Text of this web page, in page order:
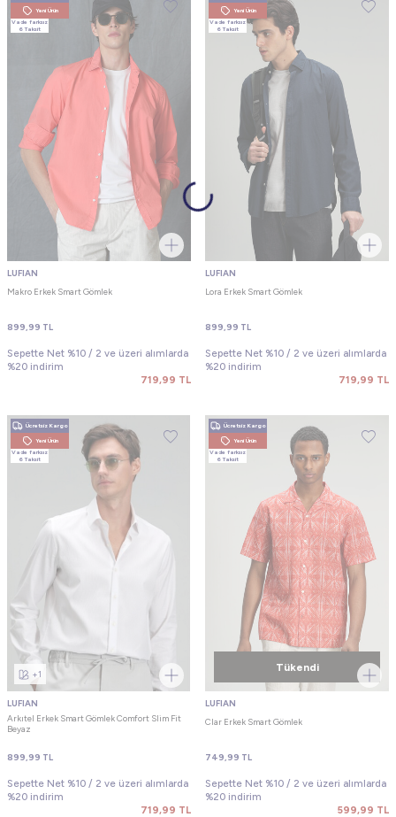
Yeni Ürün
Vade farksız
6 Taksit
LUFIAN
Makro Erkek Smart Gömlek
899,99 TL
Sepette Net %10 / 2 ve üzeri alımlarda
%20 indirim
719,99 TL
Yeni Ürün
Vade farksız
6 Taksit
LUFIAN
Lora Erkek Smart Gömlek
899,99 TL
Sepette Net %10 / 2 ve üzeri alımlarda
%20 indirim
719,99 TL
Ücretsiz Kargo
Yeni Ürün
Vade farksız
6 Taksit
+1
LUFIAN
Arkıtel Erkek Smart Gömlek Comfort Slim Fit
Beyaz
899,99 TL
Sepette Net %10 / 2 ve üzeri alımlarda
%20 indirim
719,99 TL
Ücretsiz Kargo
Yeni Ürün
Vade farksız
6 Taksit
Tükendi
LUFIAN
Clar Erkek Smart Gömlek
749,99 TL
Sepette Net %10 / 2 ve üzeri alımlarda
%20 indirim
599,99 TL